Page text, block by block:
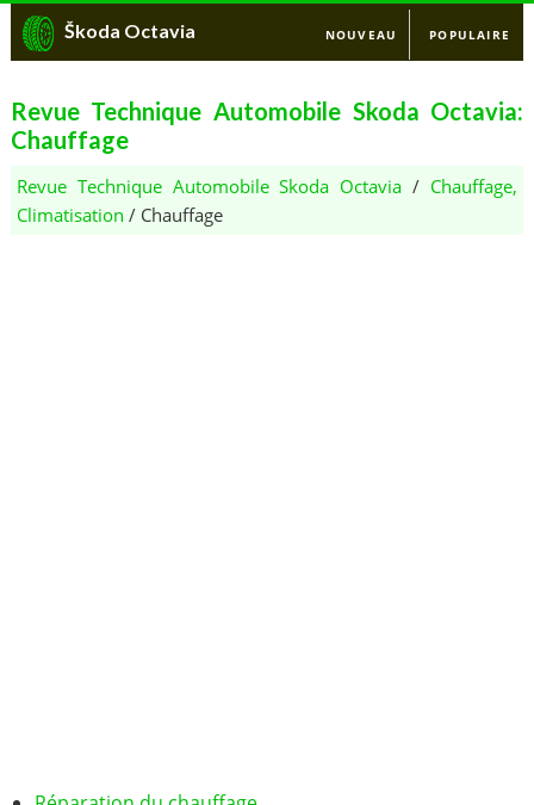
Škoda Octavia NOUVEAU POPULAIRE
Revue Technique Automobile Skoda Octavia:
Chauffage
Revue Technique Automobile Skoda Octavia / Chauffage,
Climatisation / Chauffage